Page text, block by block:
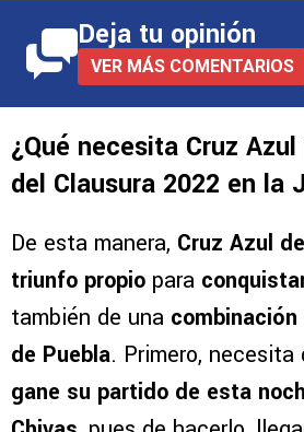
Deja tu opinión
VER MÁS COMENTARIOS
¿Qué necesita Cruz
del Clausura 2022 en la
De esta manera, Cruz Azul
triunfo propio para
también de una
de Puebla. Primero, necesita
gane su partido de esta